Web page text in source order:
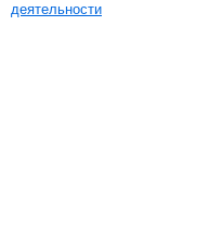
деятельности